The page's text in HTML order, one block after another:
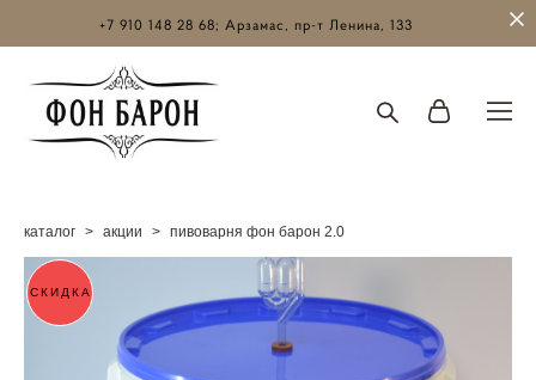
+7 910 148 28 68; Арзамас, пр-т Ленина, 133
каталог > акции > пивоварня фон барон 2.0
СКИДКА